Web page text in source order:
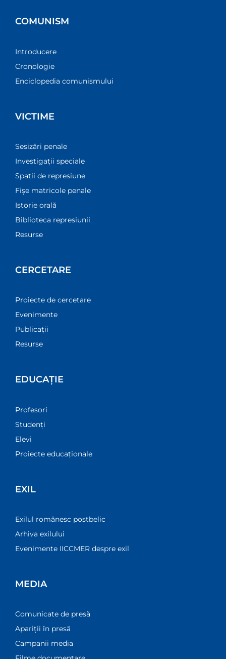
COMUNISM
Introducere
Cronologie
Enciclopedia comunismului
VICTIME
Sesizări penale
Investigații speciale
Spații de represiune
Fișe matricole penale
Istorie orală
Biblioteca represiunii
Resurse
CERCETARE
Proiecte de cercetare
Evenimente
Publicații
Resurse
EDUCAȚIE
Profesori
Studenți
Elevi
Proiecte educaționale
EXIL
Exilul românesc postbelic
Arhiva exilului
Evenimente IICCMER despre exil
MEDIA
Comunicate de presă
Apariții în presă
Campanii media